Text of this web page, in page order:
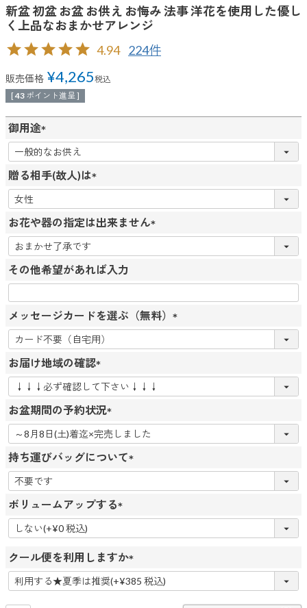
新盆 初盆 お盆 お供え お悔み 法事 洋花を使用した優し
く上品なおまかせアレンジ
4.94 224
販売価格 ¥4,265税込
[43 ポイント進呈 ]
御用途
(
必
須
贈る相手(故人)は
必
須
お花や器の指定は出来ません
必
その他希望があれば入力
メッセージカードを選ぶ（無料）
必
お届け地域の確認
(
必
須
)
お盆期間の予約状況
(
必
須
持ち運びバッグについて
必
ボリュームアップする
必
須
)
クール便を利用しますか
(
必